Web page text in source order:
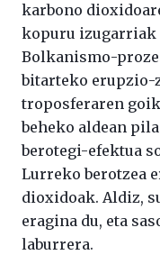
karbono
kopuru izugarriak
Bolkanismo-
bitarteko erupzio-
troposferaren
beheko aldean
berotegi-efektua
Lurreko berotzea
dioxidoak. Aldiz,
eragina du, eta
laburrera.